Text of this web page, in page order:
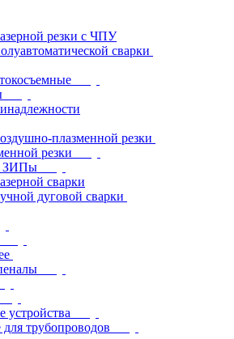
резки с ЧПУ
сварки
плазменной резки
резки
ЗИПы
сварки
дуговой сварки
устройства
трубопроводов